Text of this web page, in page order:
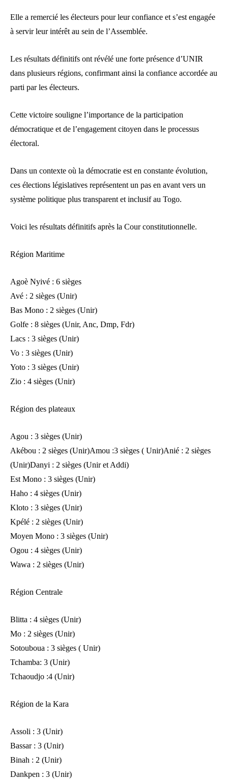
Elle a remercié les électeurs pour leur confiance et s’est engagée
à servir leur intérêt au sein de l’Assemblée.
Les résultats définitifs ont révélé une forte présence d’UNIR
dans plusieurs régions, confirmant ainsi la confiance accordée au
parti par les électeurs.
Cette victoire souligne l’importance de la participation
démocratique et de l’engagement citoyen dans le processus
électoral.
Dans un contexte où la démocratie est en constante évolution,
ces élections législatives représentent un pas en avant vers un
système politique plus transparent et inclusif au Togo.
Voici les résultats définitifs après la Cour constitutionnelle.
Région Maritime
Agoè Nyivé : 6 sièges
Avé : 2 sièges (Unir)
Bas Mono : 2 sièges (Unir)
Golfe : 8 sièges (Unir, Anc, Dmp, Fdr)
Lacs : 3 sièges (Unir)
Vo : 3 sièges (Unir)
Yoto : 3 sièges (Unir)
Zio : 4 sièges (Unir)
Région des plateaux
Agou : 3 sièges (Unir)
Akébou : 2 sièges (Unir)Amou :3 sièges ( Unir)Anié : 2 sièges
(Unir)Danyi : 2 sièges (Unir et Addi)
Est Mono : 3 sièges (Unir)
Haho : 4 sièges (Unir)
Kloto : 3 sièges (Unir)
Kpélé : 2 sièges (Unir)
Moyen Mono : 3 sièges (Unir)
Ogou : 4 sièges (Unir)
Wawa : 2 sièges (Unir)
Région Centrale
Blitta : 4 sièges (Unir)
Mo : 2 sièges (Unir)
Sotouboua : 3 sièges ( Unir)
Tchamba: 3 (Unir)
Tchaoudjo :4 (Unir)
Région de la Kara
Assoli : 3 (Unir)
Bassar : 3 (Unir)
Binah : 2 (Unir)
Dankpen : 3 (Unir)